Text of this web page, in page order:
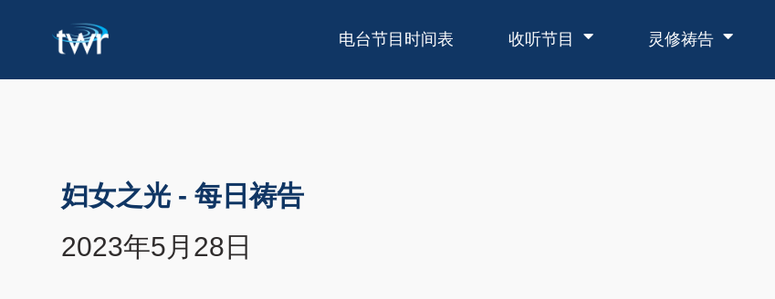
电台节目时间表 收听节目 灵修祷告
妇女之光 - 每日祷告
2023年5月28日